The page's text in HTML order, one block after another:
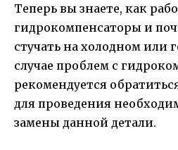
Теперь вы знаете, как
гидрокомпенсаторы и
стучать на холодном или
случае проблем с
рекомендуется
для проведения
замены данной детали.